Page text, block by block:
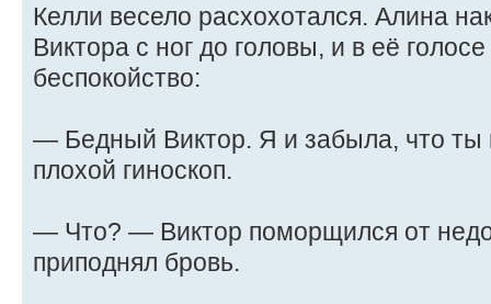
Келли весело расхохотался. Алина
Виктора с ног до головы, и в её
беспокойство:
— Бедный Виктор. Я и забыла, что ты
плохой гиноскоп.
— Что? — Виктор поморщился от
приподнял бровь.